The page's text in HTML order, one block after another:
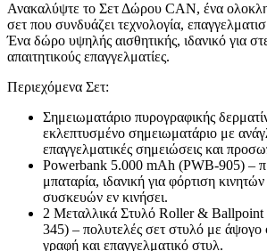
Ανακαλύψτε το Σετ Δώρου CAN, ένα
σετ που συνδυάζει τεχνολογία,
Ένα δώρο υψηλής αισθητικής, ιδανικό για
απαιτητικούς επαγγελματίες.
Περιεχόμενα Σετ:
Σημειωματάριο πυρογραφικής
εκλεπτυσμένο σημειωματάριο με
επαγγελματικές σημειώσεις και
Powerbank 5.000 mAh (PWB-905) –
μπαταρία, ιδανική για φόρτιση
συσκευών εν κινήσει.
2 Μεταλλικά Στυλό Roller &
345) – πολυτελές σετ στυλό με άψογο
γραφή και επαγγελματικό στυλ.